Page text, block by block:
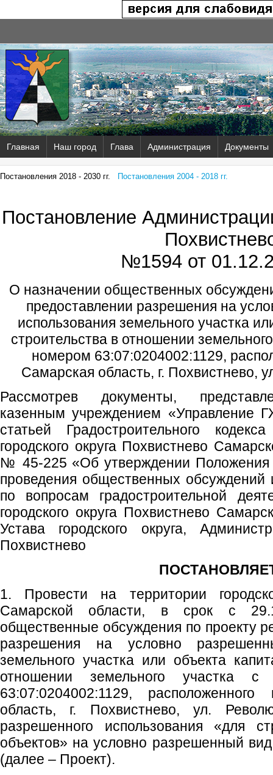
Главная Наш город Глава Администрация Документы
Постановления 2018 - 2030 гг. Постановления 2004 - 2018 гг.
Постановление
№1594 от
О назначении общественных
предоставлении разрешения на
использования земельного участка
строительства в отношении
номером 63:07:0204002:1129,
Самарская область, г. Похвистнево,
Рассмотрев документы,
казенным учреждением «Управление
статьей Градостроительного
городского округа Похвистнево
№ 45-225 «Об утверждении Положения
проведения общественных
по вопросам градостроительной
городского округа Похвистнево
Устава городского округа,
Похвистнево
1. Провести на территории
Самарской области, в срок с
общественные обсуждения по проекту
разрешения на условно
земельного участка или объекта
отношении земельного участка с
63:07:0204002:1129,
область, г. Похвистнево, ул.
разрешенного использования «для
объектов» на условно разрешенный
(далее – Проект).